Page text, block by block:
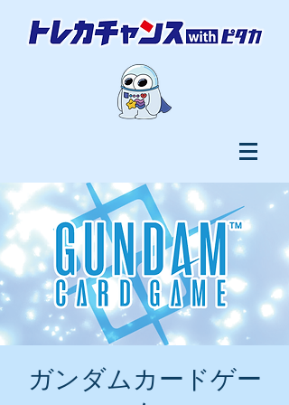
ガンダムカードゲー